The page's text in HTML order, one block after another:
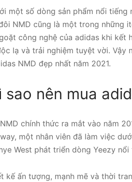
một số dòng sản phẩm nổi tiếng
NMD cũng là một trong những
công nghệ của adidas khi kết
lạ và trải nghiệm tuyệt vời. Vậy
NMD đẹp nhất năm 2021.
sao nên mua
chính thức ra mắt vào năm
một nhân viên đã làm việc
West phát triển dòng Yeezy nổi
kế ấn tượng, mạnh mẽ và thời